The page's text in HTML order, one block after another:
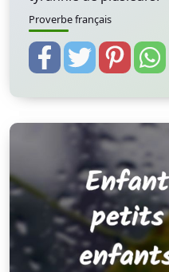
Proverbe français